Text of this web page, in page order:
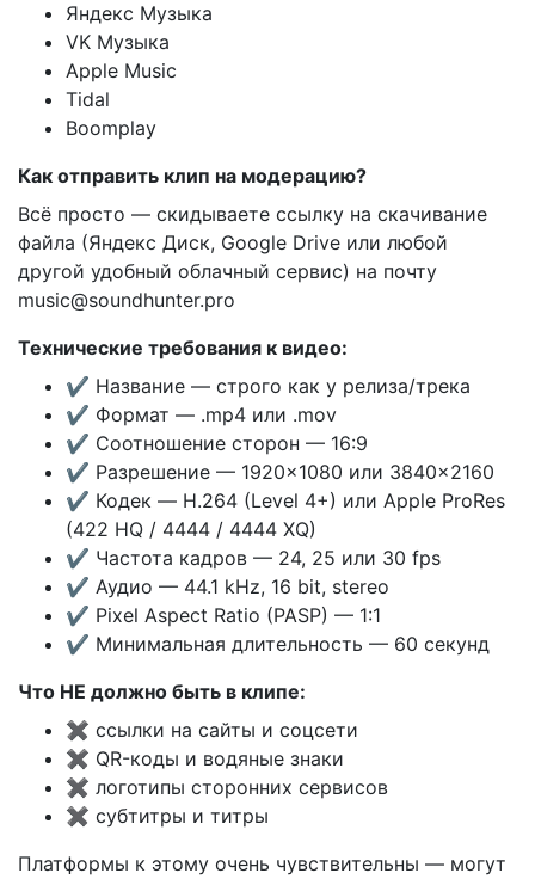
Яндекс Музыка
VK Музыка
Apple Music
Tidal
Boomplay
Как отправить клип на модерацию?
Всё просто — скидываете ссылку на скачивание
файла (Яндекс Диск, Google Drive или любой
другой удобный облачный сервис) на почту
music@soundhunter.pro
Технические требования к видео:
✔️ Название — строго как у релиза/трека
✔️ Формат — .mp4 или .mov
✔️ Соотношение сторон — 16:9
✔️ Разрешение — 1920×1080 или 3840×2160
✔️ Кодек — H.264 (Level 4+) или Apple ProRes
(422 HQ / 4444 / 4444 XQ)
✔️ Частота кадров — 24, 25 или 30 fps
✔️ Аудио — 44.1 kHz, 16 bit, stereo
✔️ Pixel Aspect Ratio (PASP) — 1:1
✔️ Минимальная длительность — 60 секунд
Что НЕ должно быть в клипе:
✖️ ссылки на сайты и соцсети
✖️ QR-коды и водяные знаки
✖️ логотипы сторонних сервисов
✖️ субтитры и титры
Платформы к этому очень чувствительны — могут